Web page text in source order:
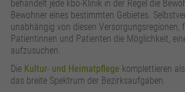
behandelt jede kbo-Klinik in der Regel die
Bewohner eines bestimmten Gebietes.
unabhängig von diesen Versorgungsregionen,
Patientinnen und Patienten die Möglichkeit,
aufzusuchen.
Die Kultur- und Heimatpflege komplettieren
das breite Spektrum der Bezirksaufgaben.